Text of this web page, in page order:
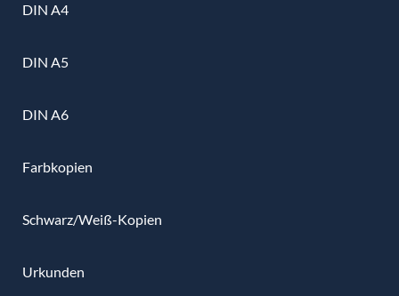
DIN A4
DIN A5
DIN A6
Farbkopien
Schwarz/Weiß-Kopien
Urkunden